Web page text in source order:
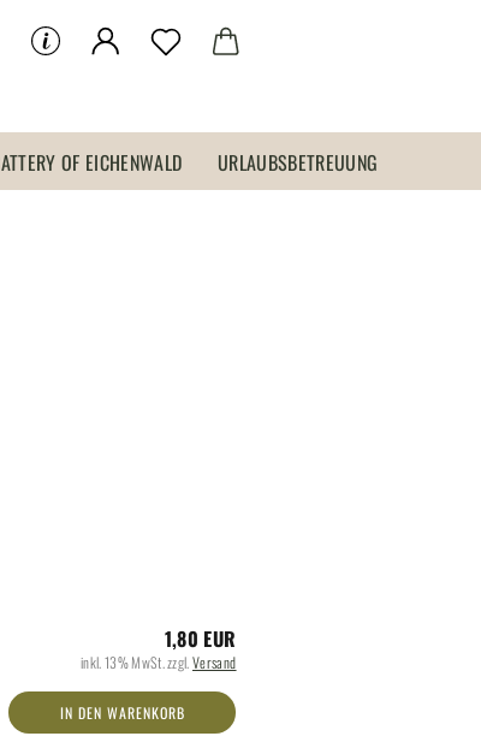
OF EICHENWALD URLAUBSBETREUUNG
1,80 EUR
inkl. 13% MwSt. zzgl.Versand
IN DEN WARENKORB